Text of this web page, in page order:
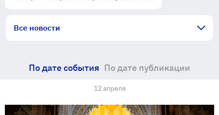
Все новости
По дате события По дате публикации
12 апреля